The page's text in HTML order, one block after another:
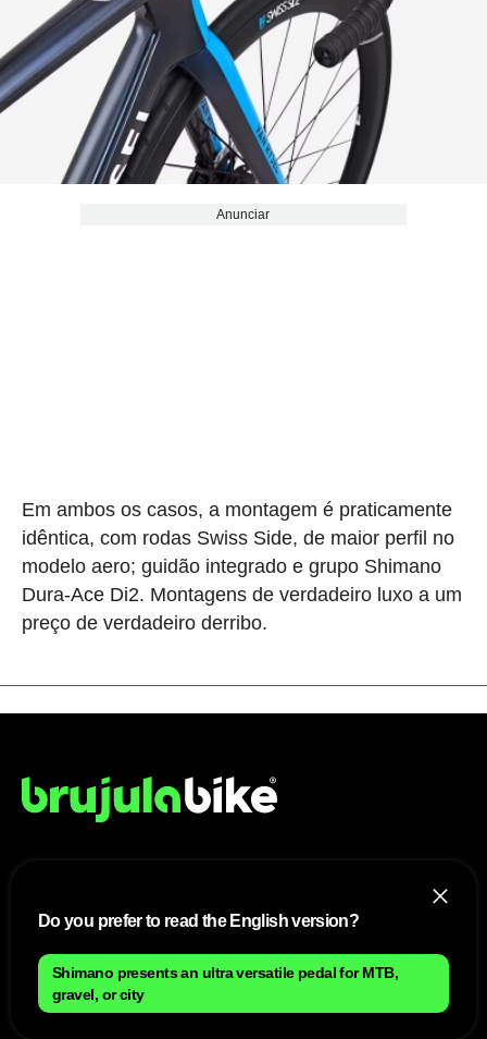
Anunciar
Em ambos os casos, a montagem é praticamente
idêntica, com rodas Swiss Side, de maior perfil no
modelo aero; guidão integrado e grupo Shimano
Dura-Ace Di2. Montagens de verdadeiro luxo a um
preço de verdadeiro derribo.
Mapa do site
Política de cookies Brasileiro
Anúnciate con nosotros brasileiro
Política de privacidad brasileiro
Contato
Do you prefer to read the English version?
Shimano presents an ultra versatile pedal for MTB,
gravel, or city